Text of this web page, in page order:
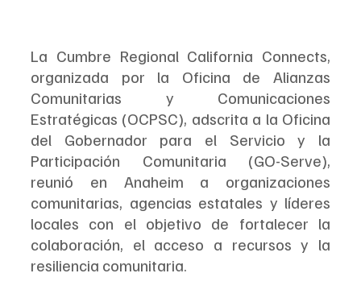
La Cumbre Regional California Connects,
organizada por la Oficina de Alianzas
Comunitarias y Comunicaciones
Estratégicas (OCPSC), adscrita a la Oficina
del Gobernador para el Servicio y la
Participación Comunitaria (GO-Serve),
reunió en Anaheim a organizaciones
comunitarias, agencias estatales y líderes
locales con el objetivo de fortalecer la
colaboración, el acceso a recursos y la
resiliencia comunitaria.